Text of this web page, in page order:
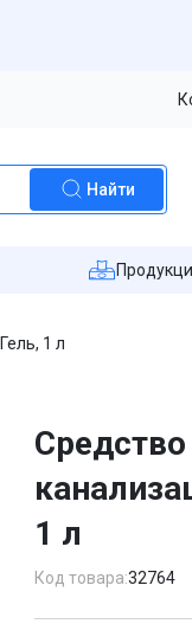
Найти
1 л
1 л
Код товара:32764